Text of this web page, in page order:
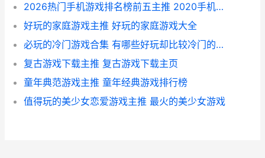
2026热门手机游戏排名榜前五主推 2020手机最火的游戏
好玩的家庭游戏主推 好玩的家庭游戏大全
必玩的冷门游戏合集 有哪些好玩却比较冷门的游戏推荐
复古游戏下载主推 复古游戏下载主页
童年典范游戏主推 童年经典游戏排行榜
值得玩的美少女恋爱游戏主推 最火的美少女游戏